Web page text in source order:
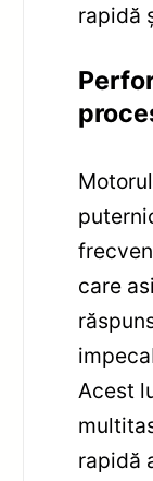
rapidă
care
Acest
rapidă